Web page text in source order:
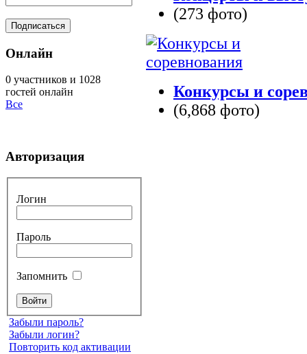
(273 фото)
Конкурсы и
(6,868 фото)
Онлайн
0 участников и 1028
гостей онлайн
Все
Авторизация
Логин
Пароль
Запомнить
Забыли пароль?
Забыли логин?
Повторить код активации